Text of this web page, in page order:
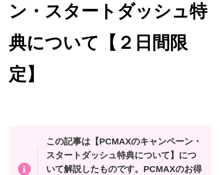
ン・スタートダッシュ特
典について【２日間限
定】
この記事は【PCMAXのキャンペーン・
スタートダッシュ特典について】につ
いて解説したものです。PCMAXのお得